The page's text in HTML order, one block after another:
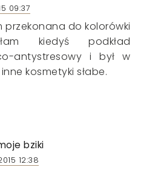
09:37
przekonana do kolorówki
kiedyś podkład
antystresowy i był w
kosmetyki słabe.
bziki
12:38